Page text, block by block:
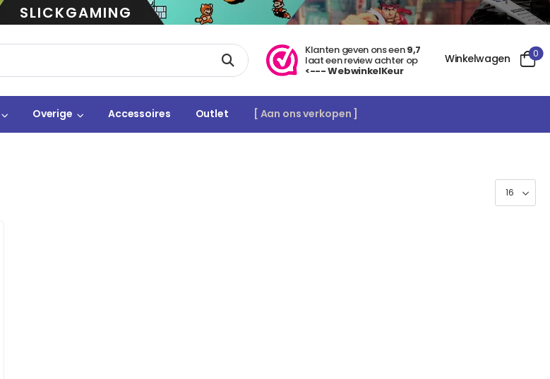
SLICKGAMING
Klanten geven ons een9,7
laat een review achter op
<--- WebwinkelKeur
Winkelwagen 0
Overige Accessoires Outlet [ Aan ons verkopen ]